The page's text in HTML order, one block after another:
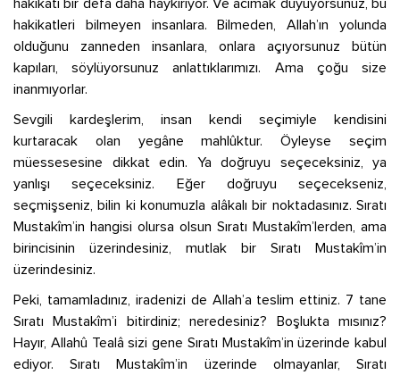
hakikati bir defa daha haykırıyor. Ve acımak duyuyorsunuz, bu
hakikatleri bilmeyen insanlara. Bilmeden, Allah’ın yolunda
olduğunu zanneden insanlara, onlara açıyorsunuz bütün
kapıları, söylüyorsunuz anlattıklarımızı. Ama çoğu size
inanmıyorlar.
Sevgili kardeşlerim, insan kendi seçimiyle kendisini
kurtaracak olan yegâne mahlûktur. Öyleyse seçim
müessesesine dikkat edin. Ya doğruyu seçeceksiniz, ya
yanlışı seçeceksiniz. Eğer doğruyu seçecekseniz,
seçmişseniz, bilin ki konumuzla alâkalı bir noktadasınız. Sıratı
Mustakîm’in hangisi olursa olsun Sıratı Mustakîm’lerden, ama
birincisinin üzerindesiniz, mutlak bir Sıratı Mustakîm’in
üzerindesiniz.
Peki, tamamladınız, iradenizi de Allah’a teslim ettiniz. 7 tane
Sıratı Mustakîm’i bitirdiniz; neredesiniz? Boşlukta mısınız?
Hayır, Allahû Tealâ sizi gene Sıratı Mustakîm’in üzerinde kabul
ediyor. Sıratı Mustakîm’in üzerinde olmayanlar, Sıratı